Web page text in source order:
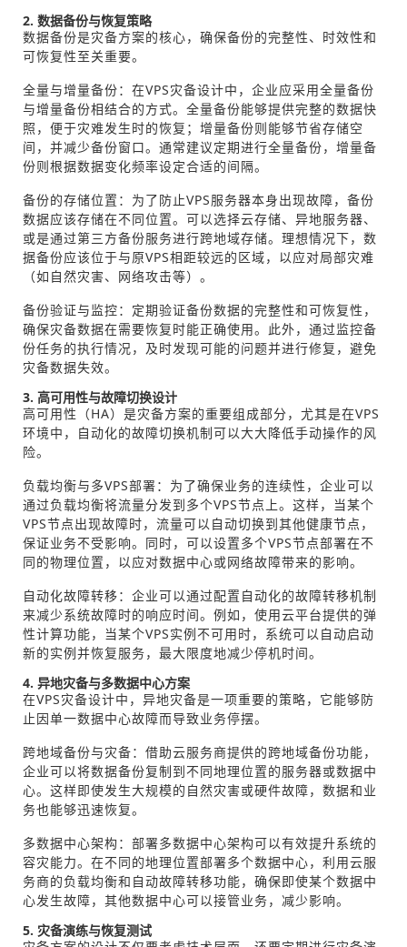
2. 数据备份与恢复策略
数据备份是灾备方案的核心，确保备份的完整性、时效性和
可恢复性至关重要。
全量与增量备份：在VPS灾备设计中，企业应采用全量备份
与增量备份相结合的方式。全量备份能够提供完整的数据快
照，便于灾难发生时的恢复；增量备份则能够节省存储空
间，并减少备份窗口。通常建议定期进行全量备份，增量备
份则根据数据变化频率设定合适的间隔。
备份的存储位置：为了防止VPS服务器本身出现故障，备份
数据应该存储在不同位置。可以选择云存储、异地服务器、
或是通过第三方备份服务进行跨地域存储。理想情况下，数
据备份应该位于与原VPS相距较远的区域，以应对局部灾难
（如自然灾害、网络攻击等）。
备份验证与监控：定期验证备份数据的完整性和可恢复性，
确保灾备数据在需要恢复时能正确使用。此外，通过监控备
份任务的执行情况，及时发现可能的问题并进行修复，避免
灾备数据失效。
3. 高可用性与故障切换设计
高可用性（HA）是灾备方案的重要组成部分，尤其是在VPS
环境中，自动化的故障切换机制可以大大降低手动操作的风
险。
负载均衡与多VPS部署：为了确保业务的连续性，企业可以
通过负载均衡将流量分发到多个VPS节点上。这样，当某个
VPS节点出现故障时，流量可以自动切换到其他健康节点，
保证业务不受影响。同时，可以设置多个VPS节点部署在不
同的物理位置，以应对数据中心或网络故障带来的影响。
自动化故障转移：企业可以通过配置自动化的故障转移机制
来减少系统故障时的响应时间。例如，使用云平台提供的弹
性计算功能，当某个VPS实例不可用时，系统可以自动启动
新的实例并恢复服务，最大限度地减少停机时间。
4. 异地灾备与多数据中心方案
在VPS灾备设计中，异地灾备是一项重要的策略，它能够防
止因单一数据中心故障而导致业务停摆。
跨地域备份与灾备：借助云服务商提供的跨地域备份功能，
企业可以将数据备份复制到不同地理位置的服务器或数据中
心。这样即使发生大规模的自然灾害或硬件故障，数据和业
务也能够迅速恢复。
多数据中心架构：部署多数据中心架构可以有效提升系统的
容灾能力。在不同的地理位置部署多个数据中心，利用云服
务商的负载均衡和自动故障转移功能，确保即使某个数据中
心发生故障，其他数据中心可以接管业务，减少影响。
5. 灾备演练与恢复测试